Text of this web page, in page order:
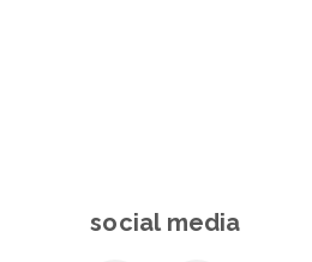
social media